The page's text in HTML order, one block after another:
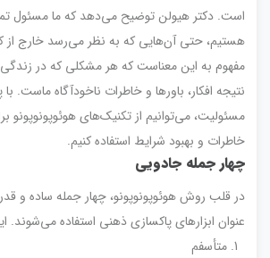
است. دکتر هیولن توضیح می‌دهد که ما مسئول
هستیم، حتی آن‌هایی که به نظر می‌رسد خارج از
مفهوم به این معناست که هر مشکلی که در زندگی
نتیجه افکار، باورها و خاطرات ناخودآگاه ماست.
مسئولیت، می‌توانیم از تکنیک‌های هوئوپونوپونو
خاطرات و بهبود شرایط استفاده کنیم.
چهار جمله جادویی
در قلب روش هوئوپونوپونو، چهار جمله ساده و
عنوان ابزارهای پاکسازی ذهنی استفاده می‌شوند.
متأسفم